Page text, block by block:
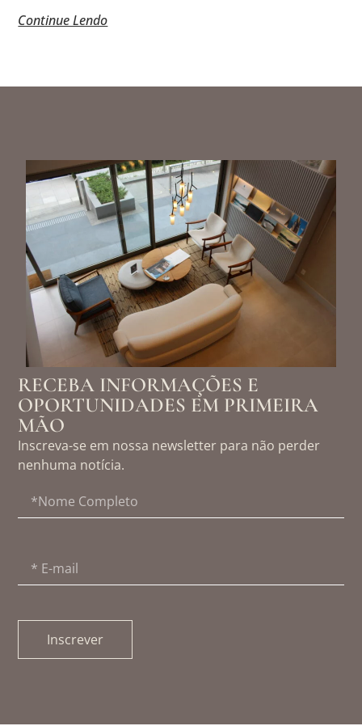
Continue Lendo
RECEBA INFORMAÇÕES E
OPORTUNIDADES EM PRIMEIRA
MÃO
Inscreva-se em nossa newsletter para não perder
nenhuma notícia.
Inscrever